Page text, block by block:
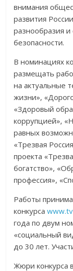
внимания
развития
разнообразия и
безопасности.
В номинациях
размещать
на актуальные
жизни»,
«Здоровый
коррупцией»,
равных
«Трезвая
проекта
богатство»,
профессия»,
Работы
конкурса
года по двум
«социальный
до 30 лет.
Жюри конкурса